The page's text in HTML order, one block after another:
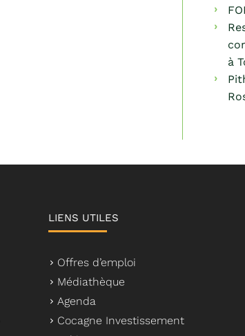
à
LIENS UTILES
Offres d’emploi
Médiathèque
Agenda
Cocagne Investissement